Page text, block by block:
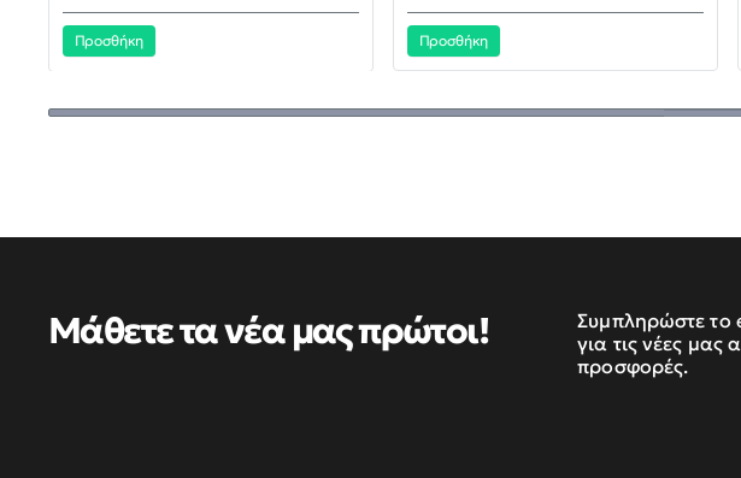
Προσθήκη Προσθήκη
Μάθετε τα νέα μας πρώτοι!
Συμπληρώστε το
για τις νέες μας
προσφορές.